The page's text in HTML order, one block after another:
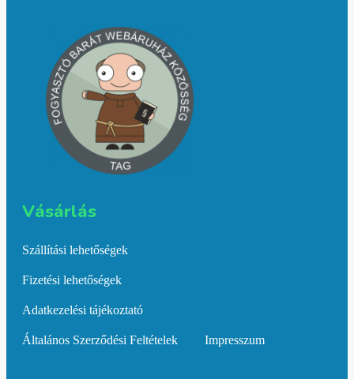
Vásárlás​
Szállítási lehetőségek
Fizetési lehetőségek
Adatkezelési tájékoztató
Általános Szerződési Feltételek Impresszum